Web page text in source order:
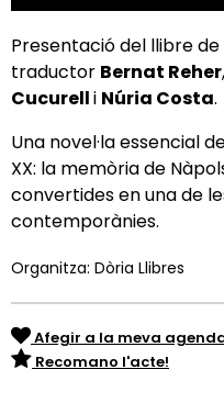
Presentació del llibre de
traductor Bernat Reher,
Cucurelli Núria Costa.
Una novel·la essencial
XX: la memòria de
convertides en una de
contemporànies.
Organitza: Dòria Llibres
Afegir a la meva
Recomano l'acte!